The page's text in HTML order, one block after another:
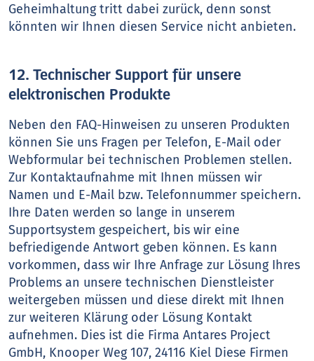
Geheimhaltung tritt dabei zurück, denn sonst
könnten wir Ihnen diesen Service nicht anbieten.
12. Technischer Support für unsere
elektronischen Produkte
Neben den FAQ-Hinweisen zu unseren Produkten
können Sie uns Fragen per Telefon, E-Mail oder
Webformular bei technischen Problemen stellen.
Zur Kontaktaufnahme mit Ihnen müssen wir
Namen und E-Mail bzw. Telefonnummer speichern.
Ihre Daten werden so lange in unserem
Supportsystem gespeichert, bis wir eine
befriedigende Antwort geben können. Es kann
vorkommen, dass wir Ihre Anfrage zur Lösung Ihres
Problems an unsere technischen Dienstleister
weitergeben müssen und diese direkt mit Ihnen
zur weiteren Klärung oder Lösung Kontakt
aufnehmen. Dies ist die Firma Antares Project
GmbH, Knooper Weg 107, 24116 Kiel Diese Firmen